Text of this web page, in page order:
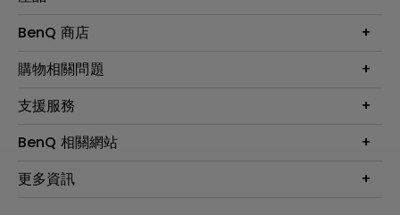
大型液晶
投影機
智慧照明
專業拍物視訊鏡頭
BenQ 商店
最新產品與活動
尋找銷售據點
會員綁定LINE教學
購物相關問題
第一次購物就上手
延長保固購買
贈品兌換網站首頁
支援服務
服務公告
保固條例
BenQ 相關網站
專業商用解決方案
更多資訊